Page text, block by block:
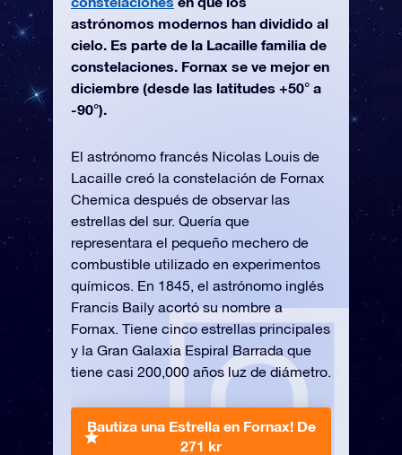
astrónomos modernos han dividido al
cielo. Es parte de la Lacaille familia de
constelaciones. Fornax se ve mejor en
diciembre (desde las latitudes +50° a
-90°).
El astrónomo francés Nicolas Louis de
Lacaille creó la constelación de Fornax
Chemica después de observar las
estrellas del sur. Quería que
representara el pequeño mechero de
combustible utilizado en experimentos
químicos. En 1845, el astrónomo inglés
Francis Baily acortó su nombre a
Fornax. Tiene cinco estrellas principales
y la Gran Galaxia Espiral Barrada que
tiene casi 200,000 años luz de diámetro.
Bautiza una Estrella en Fornax! De
271 kr